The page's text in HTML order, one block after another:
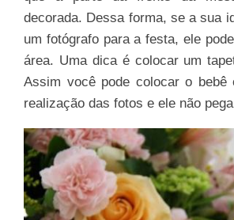
decorada. Dessa forma, se a sua
um fotógrafo para a festa, ele
área. Uma dica é colocar um
Assim você pode colocar o bebê
realização das fotos e ele não